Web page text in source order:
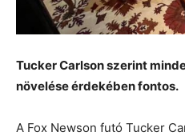
Tucker Carlson szerint
növelése érdekében fontos.
A Fox Newson futó Tucker